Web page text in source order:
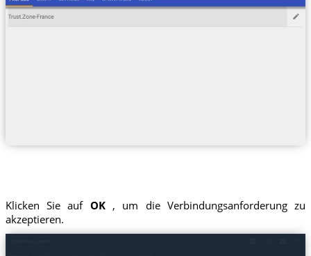
Klicken Sie auf OK, um die Verbindungsanforderung zu
akzeptieren.